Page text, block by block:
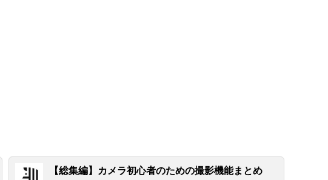
【総集編】カメラ初心者のための撮影機能まとめ